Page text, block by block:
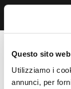
Questo sito
Utilizziamo i
annunci, per